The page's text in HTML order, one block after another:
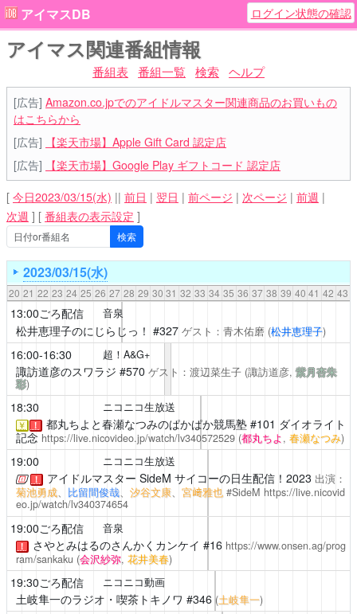
アイマスDB ログイン状態の確認
アイマス関連番組情報
番組表 番組一覧 検索 ヘルプ
[広告] Amazon.co.jpでのアイドルマスター関連商品のお買いもの
はこちらから
[広告]
【楽天市場】Apple Gift Card 認定店
[広告]
【楽天市場】Google Play ギフトコード 認定店
[ 今日2023/03/15(水) || 前日 | 翌日 | 前ページ | 次ページ | 前週 |
次週 ] [ 番組表の表示設定 ]
2023/03/15(水)
20 21 22 23 24 25 26 27 28 29 30 31 32 33 34 35 36 37 38 39 40 41 42 43
13:00ごろ配信 音泉
松井恵理子のにじらじっ！ #327 ゲスト：青木佑磨 (松井恵理子)
16:00-16:30 超！A&G+
諏訪道彦のスワラジ #570 ゲスト：渡辺菜生子 (諏訪道彦,紫月杏朱
彩)
18:30 ニコニコ生放送
￥ ！ 都丸ちよと春瀬なつみのぱかぱか競馬塾#101 ダイオライト
記念https://live.nicovideo.jp/watch/lv340572529 (都丸ちよ, 春瀬なつみ)
19:00 ニコニコ生放送
！ アイドルマスター SideM サイコーの日生配信！2023 出演：
菊池勇成、 比留間俊哉、 汐谷文康、 宮﨑雅也#SideM https://live.nicovid
eo.jp/watch/lv340374654
19:00ごろ配信 音泉
！ さやとみはるのさんかくカンケイ #16 https://www.onsen.ag/prog
ram/sankaku (会沢紗弥, 花井美春)
19:30ごろ配信 ニコニコ動画
土岐隼一のラジオ・喫茶トキノワ #346 (土岐隼一)